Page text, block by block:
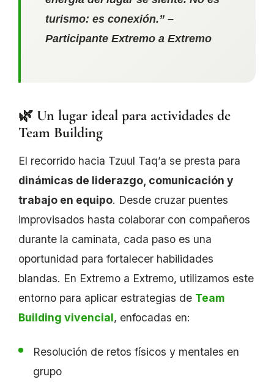
turismo: es conexión.” –
Participante Extremo a Extremo
🌿 Un lugar ideal para actividades de
Team Building
El recorrido hacia Tzuul Taq’a se presta para
dinámicas de liderazgo, comunicación y
trabajo en equipo. Desde cruzar puentes
improvisados hasta colaborar con compañeros
durante la caminata, cada paso es una
oportunidad para fortalecer habilidades
blandas. En Extremo a Extremo, utilizamos este
entorno para aplicar estrategias de Team
Building vivencial, enfocadas en:
Resolución de retos físicos y mentales en
grupo